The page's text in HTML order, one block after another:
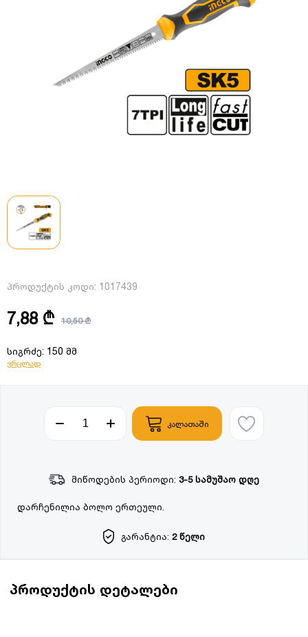
პროდუქტის კოდი: 1017439
7,88 ₾ 10,50 ₾
სიგრძე: 150 მმ
ვრცლად
კალათაში
მიწოდების პერიოდი: 3-5 სამუშაო დღე
დარჩენილია ბოლო ერთეული.
გარანტია: 2 წელი
პროდუქტის დეტალები